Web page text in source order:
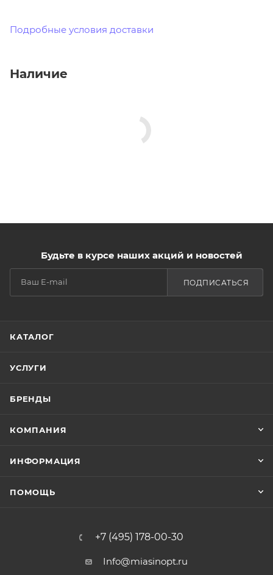
Подробные условия доставки
Наличие
Будьте в курсе наших акций и новостей
ПОДПИСАТЬСЯ
КАТАЛОГ
УСЛУГИ
БРЕНДЫ
КОМПАНИЯ
ИНФОРМАЦИЯ
ПОМОЩЬ
+7 (495) 178-00-30
Info@miasinopt.ru